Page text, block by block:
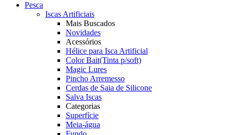
Pesca
Iscas Artificiais
Mais Buscados
Novidades
Acessórios
Hélice para Isca Artificial
Color Bait(Tinta p/soft)
Magic Lures
Pincho Arremesso
Cerdas de Saia de Silicone
Salva Iscas
Categorias
Superfície
Meia-água